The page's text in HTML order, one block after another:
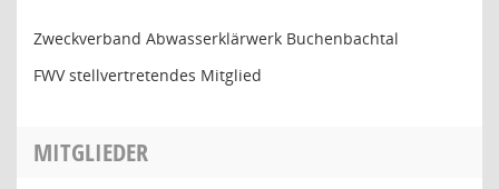
Zweckverband Abwasserklärwerk Buchenbachtal
FWV stellvertretendes Mitglied
MITGLIEDER